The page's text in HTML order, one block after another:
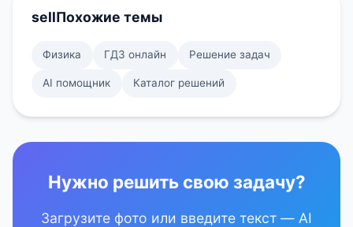
sellПохожие темы
Физика ГДЗ онлайн Решение задач
AI помощник Каталог решений
Нужно решить свою задачу?
Загрузите фото или введите текст — AI